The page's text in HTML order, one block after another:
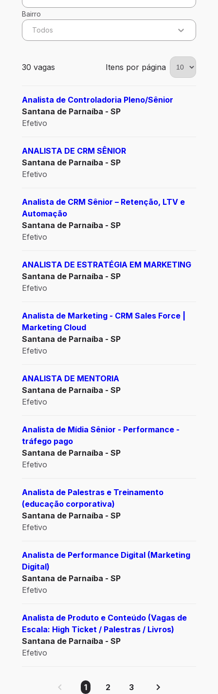
Bairro
Todos
30 vagas encontradas para 0 filtros aplicados
30 vagas Itens por página
Analista de Controladoria Pleno/Sênior
Santana de Parnaíba - SP
Efetivo
ANALISTA DE CRM SÊNIOR
Santana de Parnaíba - SP
Efetivo
Analista de CRM Sênior – Retenção, LTV e
Automação
Santana de Parnaíba - SP
Efetivo
ANALISTA DE ESTRATÉGIA EM MARKETING
Santana de Parnaíba - SP
Efetivo
Analista de Marketing - CRM Sales Force |
Marketing Cloud
Santana de Parnaíba - SP
Efetivo
ANALISTA DE MENTORIA
Santana de Parnaíba - SP
Efetivo
Analista de Mídia Sênior - Performance -
tráfego pago
Santana de Parnaíba - SP
Efetivo
Analista de Palestras e Treinamento
(educação corporativa)
Santana de Parnaíba - SP
Efetivo
Analista de Performance Digital (Marketing
Digital)
Santana de Parnaíba - SP
Efetivo
Analista de Produto e Conteúdo (Vagas de
Escala: High Ticket / Palestras / Livros)
Santana de Parnaíba - SP
Efetivo
1 2 3